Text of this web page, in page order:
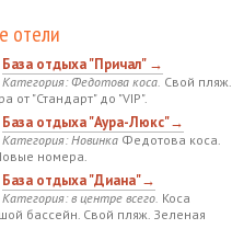
отели
База отдыха "Причал" →
Категория: Федотова коса. Свой пляж.
от "Стандарт" до "VIP".
База отдыха "Аура-Люкс"→
Категория: НовинкаФедотова коса.
номера.
База отдыха "Диана"→
Категория: в центре всего. Коса
бассейн. Свой пляж. Зеленая